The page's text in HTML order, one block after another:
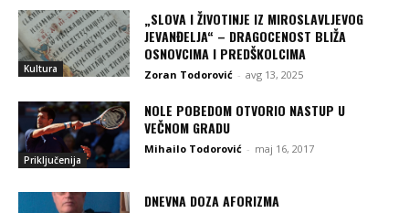
Kultura
„SLOVA I ŽIVOTINJE IZ MIROSLAVLJEVOG
JEVANĐELJA“ – DRAGOCENOST BLIŽA
OSNOVCIMA I PREDŠKOLCIMA
Zoran Todorović - avg 13, 2025
Priključenija
NOLE POBEDOM OTVORIO NASTUP U
VEČNOM GRADU
Mihailo Todorović - maj 16, 2017
DNEVNA DOZA AFORIZMA